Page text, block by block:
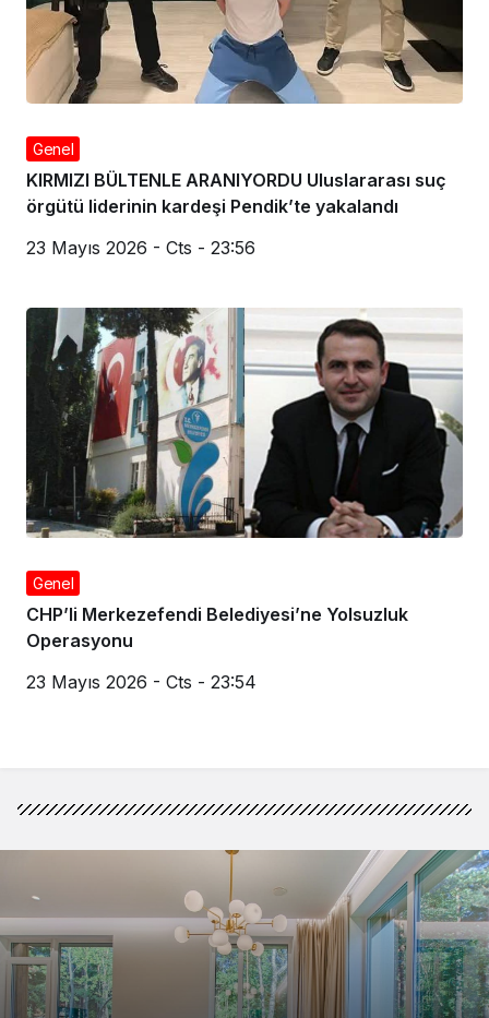
Genel
KIRMIZI BÜLTENLE ARANIYORDU Uluslararası suç
örgütü liderinin kardeşi Pendik’te yakalandı
23 Mayıs 2026 - Cts - 23:56
Genel
CHP’li Merkezefendi Belediyesi’ne Yolsuzluk
Operasyonu
23 Mayıs 2026 - Cts - 23:54